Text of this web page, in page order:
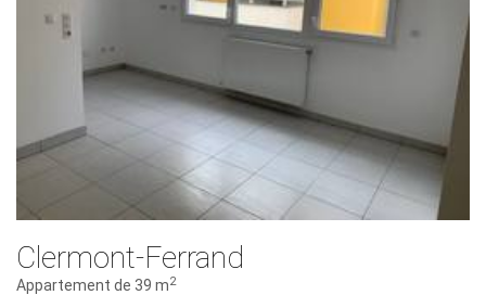
Clermont-Ferrand
Appartement de 39 m2